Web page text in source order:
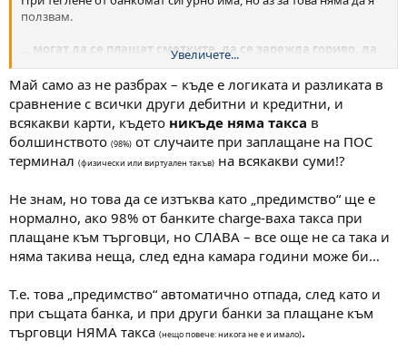
ползвам.
могат да се плащат сметките, да се зарежда гориво, да
Увеличете...
Май само аз не разбрах – къде е логиката и разликата в
сравнение с всички други дебитни и кредитни, и
всякакви карти, където никъде няма такса в
болшинството (98%) от случаите при заплащане на ПОС
терминал (физически или виртуален такъв) на всякакви суми!?
Не знам, но това да се изтъква като „предимство“ ще е
нормално, ако 98% от банките charge-ваха такса при
плащане към търговци, но СЛАВА – все още не са така и
няма такива неща, след една камара години може би…
Т.е. това „предимство“ автоматично отпада, след като и
при същата банка, и при други банки за плащане към
търговци НЯМА такса (нещо повече: никога не е и имало).